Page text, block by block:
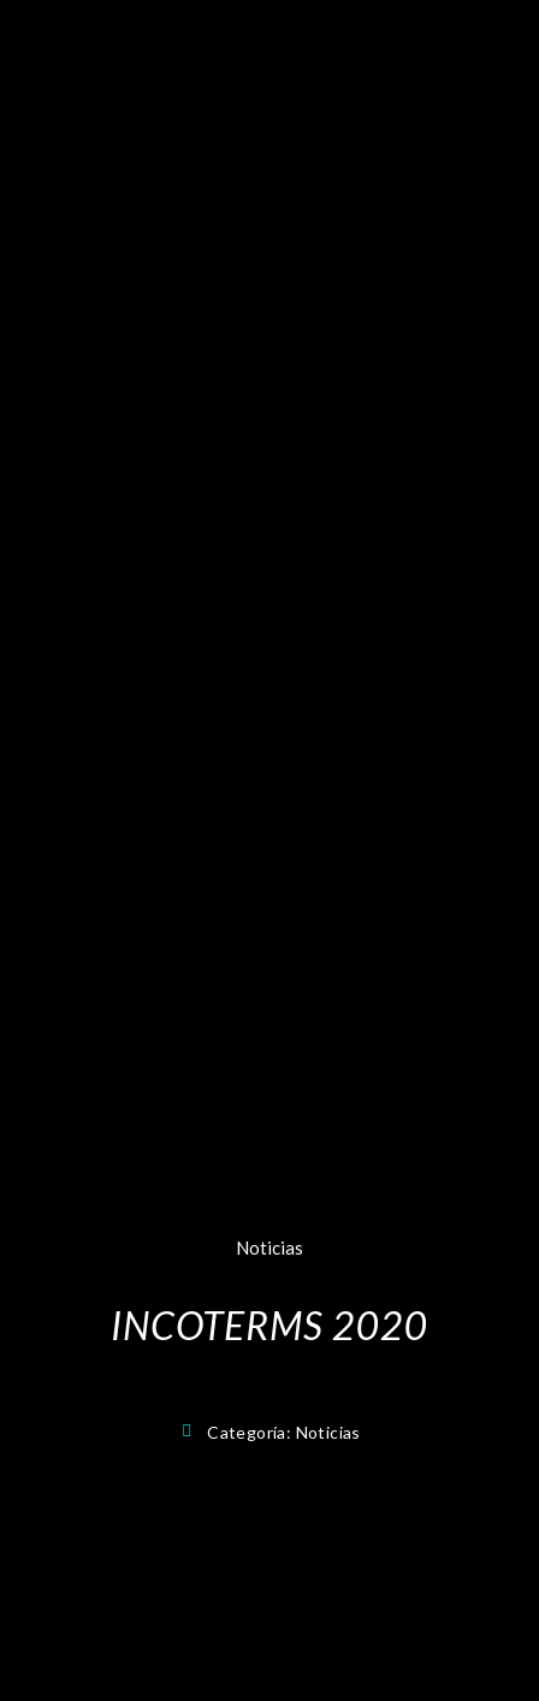
Noticias
INCOTERMS 2020
Categoría: Noticias